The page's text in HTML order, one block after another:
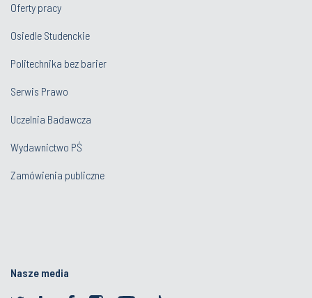
Oferty pracy
Osiedle Studenckie
Politechnika bez barier
Serwis Prawo
Uczelnia Badawcza
Wydawnictwo PŚ
Zamówienia publiczne
Nasze media